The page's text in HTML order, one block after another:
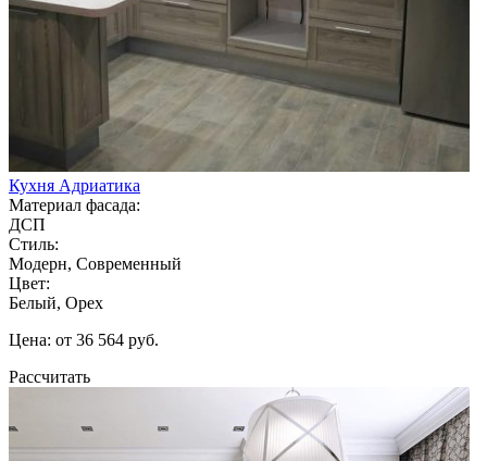
Кухня Адриатика
Материал фасада:
ДСП
Стиль:
Модерн, Современный
Цвет:
Белый, Орех
Цена: от 36 564 руб.
Рассчитать